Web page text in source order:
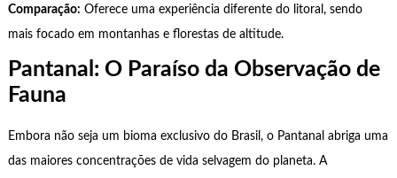
Comparação: Oferece uma experiência diferente do litoral, sendo
mais focado em montanhas e florestas de altitude.
Pantanal: O Paraíso da Observação de
Fauna
Embora não seja um bioma exclusivo do Brasil, o Pantanal abriga uma
das maiores concentrações de vida selvagem do planeta. A